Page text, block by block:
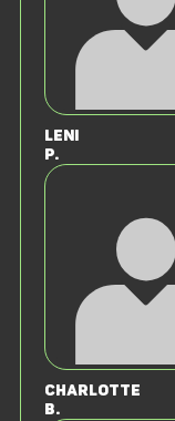
Leni
P.
Charlotte
B.